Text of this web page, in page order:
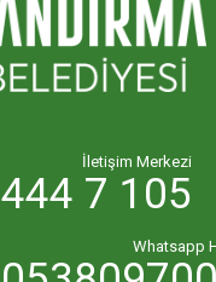
İletişim Merkezi
444 7 105
Whatsapp